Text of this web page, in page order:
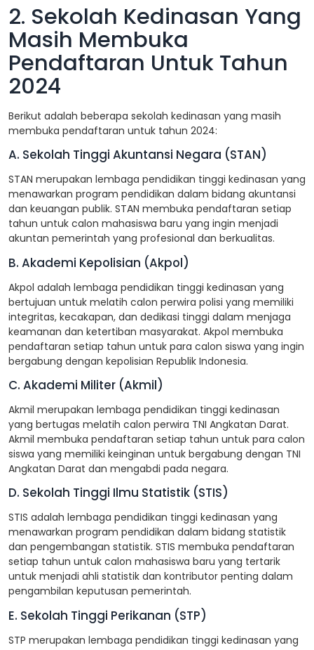
2. Sekolah Kedinasan Yang
Masih Membuka
Pendaftaran Untuk Tahun
2024
Berikut adalah beberapa sekolah kedinasan yang masih
membuka pendaftaran untuk tahun 2024:
A. Sekolah Tinggi Akuntansi Negara (STAN)
STAN merupakan lembaga pendidikan tinggi kedinasan yang
menawarkan program pendidikan dalam bidang akuntansi
dan keuangan publik. STAN membuka pendaftaran setiap
tahun untuk calon mahasiswa baru yang ingin menjadi
akuntan pemerintah yang profesional dan berkualitas.
B. Akademi Kepolisian (Akpol)
Akpol adalah lembaga pendidikan tinggi kedinasan yang
bertujuan untuk melatih calon perwira polisi yang memiliki
integritas, kecakapan, dan dedikasi tinggi dalam menjaga
keamanan dan ketertiban masyarakat. Akpol membuka
pendaftaran setiap tahun untuk para calon siswa yang ingin
bergabung dengan kepolisian Republik Indonesia.
C. Akademi Militer (Akmil)
Akmil merupakan lembaga pendidikan tinggi kedinasan
yang bertugas melatih calon perwira TNI Angkatan Darat.
Akmil membuka pendaftaran setiap tahun untuk para calon
siswa yang memiliki keinginan untuk bergabung dengan TNI
Angkatan Darat dan mengabdi pada negara.
D. Sekolah Tinggi Ilmu Statistik (STIS)
STIS adalah lembaga pendidikan tinggi kedinasan yang
menawarkan program pendidikan dalam bidang statistik
dan pengembangan statistik. STIS membuka pendaftaran
setiap tahun untuk calon mahasiswa baru yang tertarik
untuk menjadi ahli statistik dan kontributor penting dalam
pengambilan keputusan pemerintah.
E. Sekolah Tinggi Perikanan (STP)
STP merupakan lembaga pendidikan tinggi kedinasan yang